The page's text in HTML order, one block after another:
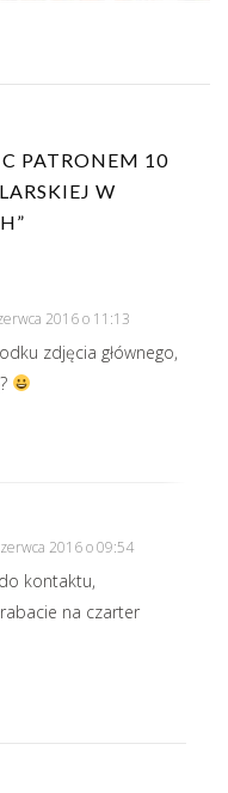
PATRONEM 10
W
”
2016 o 11:13
zdjęcia głównego,
2016 o 09:54
kontaktu,
na czarter